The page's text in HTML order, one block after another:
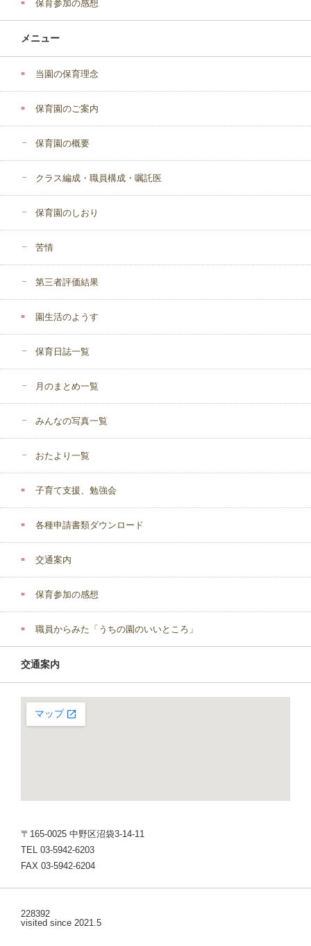
保育参加の感想
メニュー
当園の保育理念
保育園のご案内
保育園の概要
クラス編成・職員構成・嘱託医
保育園のしおり
苦情
第三者評価結果
園生活のようす
保育日誌一覧
月のまとめ一覧
みんなの写真一覧
おたより一覧
子育て支援、勉強会
各種申請書類ダウンロード
交通案内
保育参加の感想
職員からみた「うちの園のいいところ」
交通案内
〒165-0025 中野区沼袋3-14-11
TEL 03-5942-6203
FAX 03-5942-6204
228392
visited since 2021.5